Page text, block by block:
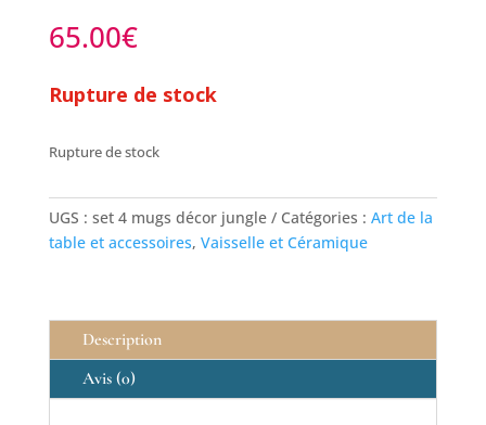
65.00€
Rupture de stock
Rupture de stock
UGS : set 4 mugs décor jungle Catégories : Art de la
table et accessoires, Vaisselle et Céramique
Description
Avis (0)